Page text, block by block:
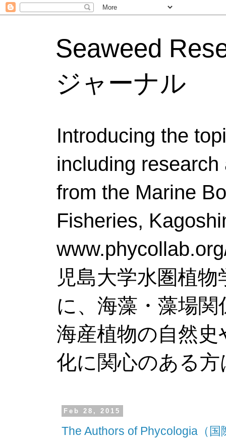
Seaweed
ジャーナル
Introducing the
including
from the Marine
Fisheries,
児島大学水圏植
に、海藻・藻場
海産植物の自然
化に関心のある
Feb 28, 2015
The Authors of Phycologia（国